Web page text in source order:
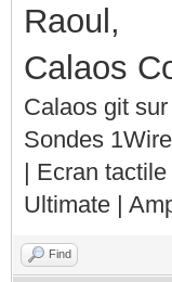
Raoul,
Calaos
Calaos git
Sondes
| Ecran
Ultimate |
Find